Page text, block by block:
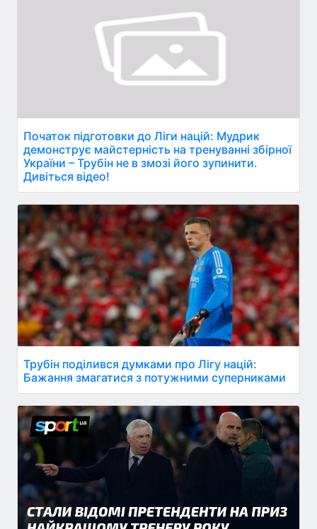
Початок підготовки до Ліги націй: Мудрик
демонструє майстерність на тренуванні збірної
України – Трубін не в змозі його зупинити.
Дивіться відео!
Трубін поділився думками про Лігу націй:
Бажання змагатися з потужними суперниками